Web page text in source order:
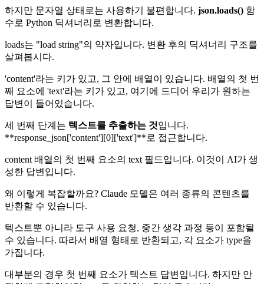
하지만 문자열 상태로는 사용하기 불편합니다. json.loads() 함
수로 Python 딕셔너리로 변환합니다.
loads는 "load string"의 약자입니다. 변환 후의 딕셔너리 구조를
살펴봅시다.
'content'라는 키가 있고, 그 안에 배열이 있습니다. 배열의 첫 번
째 요소에 'text'라는 키가 있고, 여기에 드디어 우리가 원하는
답변이 들어있습니다.
세 번째 단계는 텍스트를 추출하는 것입니다.
**response_json['content'][0]['text']**로 접근합니다.
content 배열의 첫 번째 요소의 text 필드입니다. 이것이 AI가 생
성한 답변입니다.
왜 이렇게 복잡할까요? Claude 모델은 여러 종류의 콘텐츠를
반환할 수 있습니다.
텍스트뿐 아니라 도구 사용 요청, 중간 생각 과정 등이 포함될
수 있습니다. 따라서 배열 형태로 반환되고, 각 요소가 type을
가집니다.
대부분의 경우 첫 번째 요소가 텍스트 답변입니다. 하지만 안